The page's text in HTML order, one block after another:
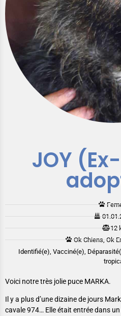
JOY
12
Ok Chiens, Ok
Identifié(e), Vacciné(e),
Voici notre très jolie puce MARKA.
Il y a plus d’une dizaine de jours
cavale 974… Elle était entrée dans